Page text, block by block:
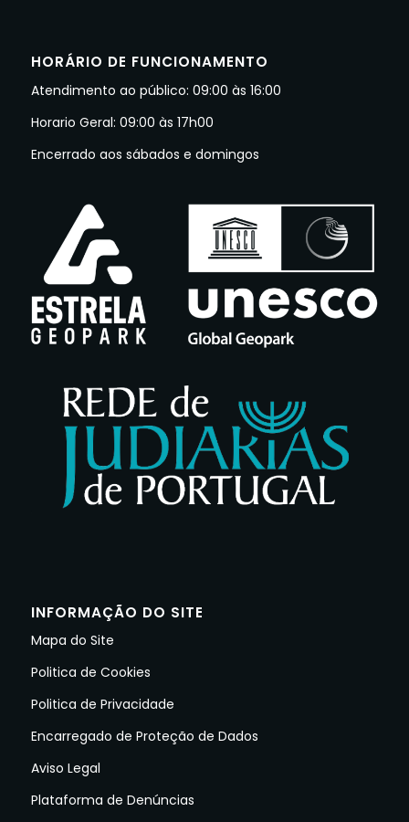
HORÁRIO DE FUNCIONAMENTO
Atendimento ao público: 09:00 às 16:00
Horario Geral: 09:00 às 17h00
Encerrado aos sábados e domingos
INFORMAÇÃO DO SITE
Mapa do Site
Politica de Cookies
Politica de Privacidade
Encarregado de Proteção de Dados
Aviso Legal
Plataforma de Denúncias